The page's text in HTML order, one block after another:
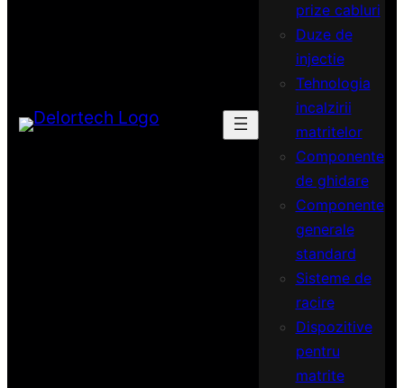
prize cabluri
Duze de
injectie
Tehnologia
incalzirii
matritelor
Componente
de ghidare
Componente
generale
standard
Sisteme de
racire
Dispozitive
pentru
matrite